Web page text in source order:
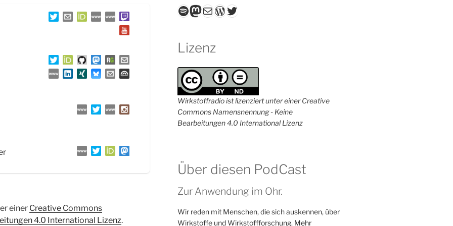
einer Creative Commons
4.0 International Lizenz.
Spotify
Mastodon
E-MailWordPress
Twitter
Lizenz
Wirkstoffradio ist lizenziert unter einer Creative
Commons Namensnennung - Keine
Bearbeitungen 4.0 International Lizenz
Über diesen PodCast
Zur Anwendung im Ohr.
Wir reden mit Menschen, die sich auskennen, über
Wirkstoffe und Wirkstoffforschung. Mehr